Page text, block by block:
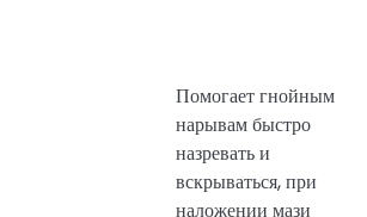
Помогает гнойным
нарывам быстро
назревать и
вскрываться, при
наложении мази